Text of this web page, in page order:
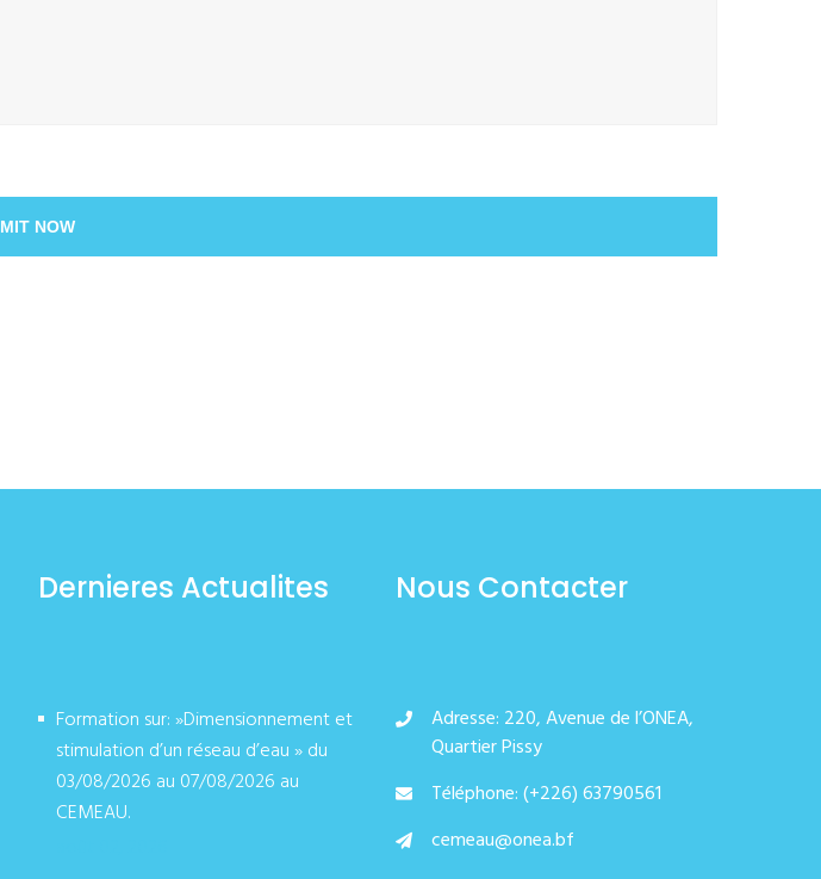
NOW
Dernieres Actualites
Formation sur: »Dimensionnement et
stimulation d’un réseau d’eau » du
03/08/2026 au 07/08/2026 au
CEMEAU.
Nous Contacter
Adresse: 220, Avenue de l’ONEA,
Quartier Pissy
Téléphone: (+226) 63790561
cemeau@onea.bf